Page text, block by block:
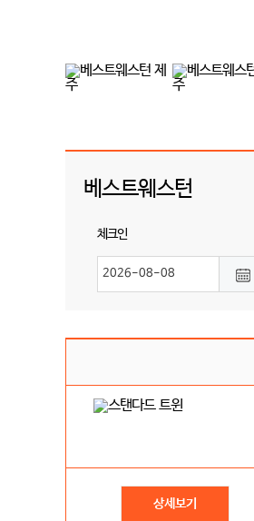
베스트웨스턴
체크인
상세보기